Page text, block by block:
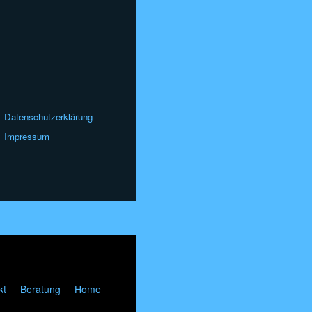
Datenschutzerklärung
Impressum
Beratung Home